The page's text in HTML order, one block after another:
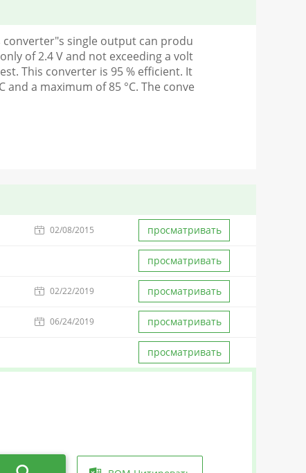
converter"s single output can produ
of 2.4 V and not exceeding a volt
This converter is 95 % efficient. It
a maximum of 85 °C. The conve
02/08/2015 просматривать
просматривать
02/22/2019 просматривать
06/24/2019 просматривать
просматривать